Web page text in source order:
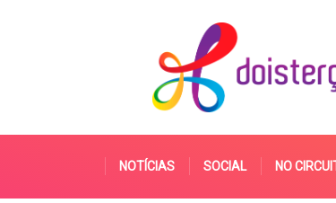
NOTÍCIAS SOCIAL NO